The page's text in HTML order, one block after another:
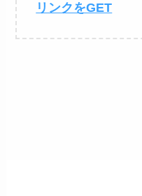
リンクをGET